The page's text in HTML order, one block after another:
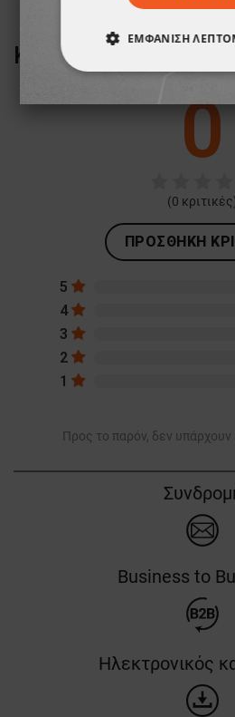
ΚΡΙΤΙΚΈΣ ΠΕΛΑΤΏΝ
0
(0
ΠΡΟΣΘΉΚΗ
5
4
3
2
1
Προς το παρόν, δεν υπάρχουν
Business to
Ηλεκτρονικός
ΕΜΦΆΝΙΣΗ
ΑΠΟΛΎΤΩΣ
ΑΠΌΔΟΣΗΣ
ΜΗ